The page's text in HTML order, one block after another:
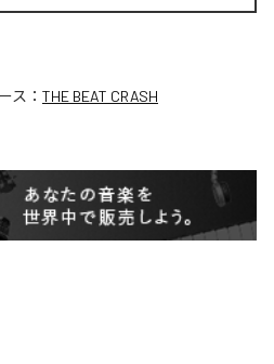
ス： THE BEAT CRASH